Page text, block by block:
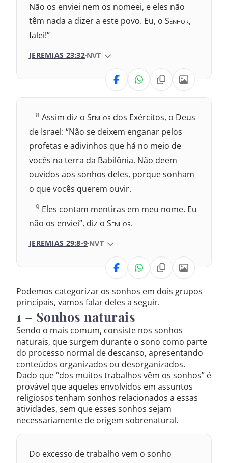
Não os enviei nem os nomeei, e eles não
têm nada a dizer a este povo. Eu, o Senhor,
falei!”
JEREMIAS 23:32 VERSÃO DA BÍBLIA
NVT
VERSÃO
2017 – Nova Almeida Atualizada
2009 – Almeida Revisada e Corrigida
1969 – Almeida Revisada e Corrigida
J
r
m
i
s
2
:
8 Assim diz o Senhor dos Exércitos, o Deus
de Israel: “Não se deixem enganar pelos
profetas e adivinhos que há no meio de
vocês na terra da Babilônia. Não deem
ouvidos aos sonhos deles, porque sonham
o que vocês querem ouvir.
J
r
m
s
9
9 Eles contam mentiras em meu nome. Eu
não os enviei”, diz o Senhor.
JEREMIAS 29:8-9 VERSÃO DA BÍBLIA
NVT
VERSÃO
Nova Versão Internacional
2017 – Nova Almeida Atualizada
2009 – Almeida Revisada e Corrigida
1969 – Almeida Revisada e Corrigida
1993 – Almeida Revisada e Atualizada
Podemos categorizar os sonhos em dois grupos
principais, vamos falar deles a seguir.
1 – Sonhos naturais
Sendo o mais comum, consiste nos sonhos
naturais, que surgem durante o sono como parte
do processo normal de descanso, apresentando
conteúdos organizados ou desorganizados.
Dado que “dos muitos trabalhos vêm os sonhos” é
provável que aqueles envolvidos em assuntos
religiosos tenham sonhos relacionados a essas
atividades, sem que esses sonhos sejam
necessariamente de origem sobrenatural.
Do excesso de trabalho vem o sonho